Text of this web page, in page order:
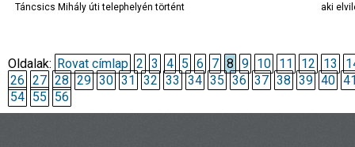
Táncsics Mihály úti telephelyén történt
aki
Oldalak: Rovat címlap 2 3 4 5 6 7 8 9 10 11 12 13
26 27 28 29 30 31 32 33 34 35 36 37 38 39 40
54 55 56